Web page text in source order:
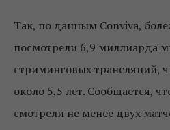
Так, по данным Conviva,
посмотрели 6,9 миллиарда
стриминговых трансляций,
около 5,5 лет. Сообщается,
смотрели не менее двух